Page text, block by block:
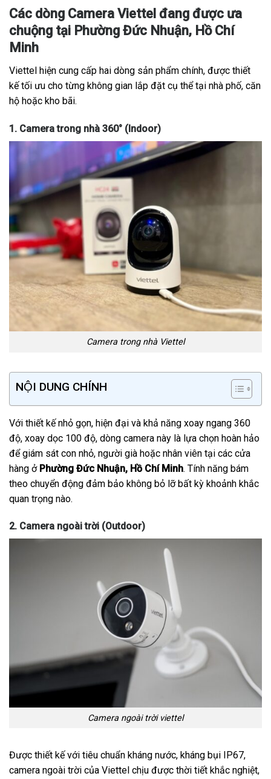
Các dòng Camera Viettel đang được ưa
chuộng tại Phường Đức Nhuận, Hồ Chí
Minh
Viettel hiện cung cấp hai dòng sản phẩm chính, được thiết
kế tối ưu cho từng không gian lắp đặt cụ thể tại nhà phố, căn
hộ hoặc kho bãi.
1. Camera trong nhà 360° (Indoor)
Camera trong nhà Viettel
NỘI DUNG CHÍNH
Với thiết kế nhỏ gọn, hiện đại và khả năng xoay ngang 360
độ, xoay dọc 100 độ, dòng camera này là lựa chọn hoàn hảo
để giám sát con nhỏ, người già hoặc nhân viên tại các cửa
hàng ở Phường Đức Nhuận, Hồ Chí Minh. Tính năng bám
theo chuyển động đảm bảo không bỏ lỡ bất kỳ khoảnh khắc
quan trọng nào.
2. Camera ngoài trời (Outdoor)
Camera ngoài trời viettel
Được thiết kế với tiêu chuẩn kháng nước, kháng bụi IP67,
camera ngoài trời của Viettel chịu được thời tiết khắc nghiệt,